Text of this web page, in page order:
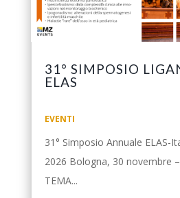
31° SIMPOSIO
ELAS
EVENTI
31° Simposio Annuale ELAS-
2026 Bologna, 30 novembre
TEMA...